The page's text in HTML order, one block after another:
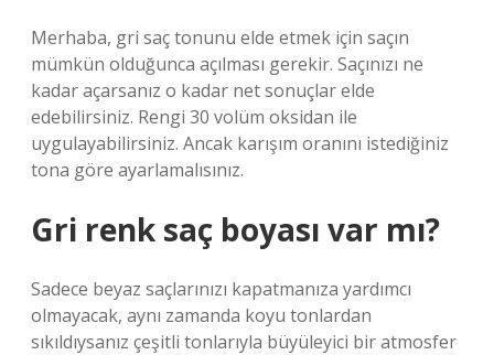
Merhaba, gri saç tonunu elde etmek için saçın
mümkün olduğunca açılması gerekir. Saçınızı ne
kadar açarsanız o kadar net sonuçlar elde
edebilirsiniz. Rengi 30 volüm oksidan ile
uygulayabilirsiniz. Ancak karışım oranını istediğiniz
tona göre ayarlamalısınız.
Gri renk saç boyası var mı?
Sadece beyaz saçlarınızı kapatmanıza yardımcı
olmayacak, aynı zamanda koyu tonlardan
sıkıldıysanız çeşitli tonlarıyla büyüleyici bir atmosfer